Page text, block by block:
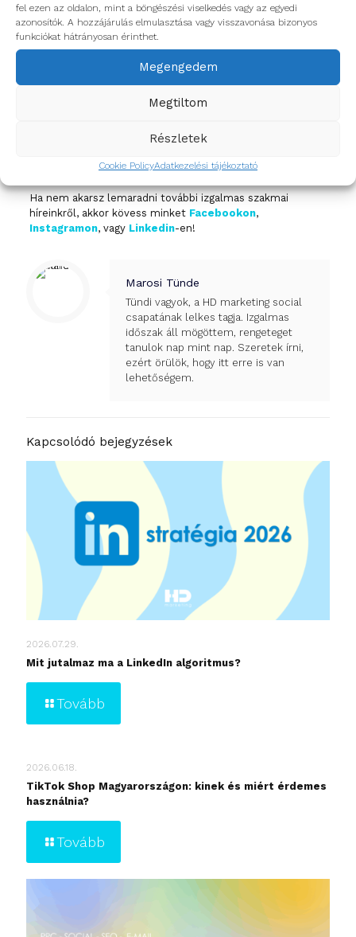
fel ezen az oldalon, mint a böngészési viselkedés vagy az egyedi
azonosítók. A hozzájárulás elmulasztása vagy visszavonása bizonyos
funkciókat hátrányosan érinthet.
Megengedem
Megtiltom
Részletek
Cookie PolicyAdatkezelési tájékoztató
formájában is megjeleníthetik, a még látványosabb
tartalomért!
Ismét eseménydús hónapot hagytunk magunk mögött, mi
sosem telik egy nap sem újdonságok nélkül, így már
az előző havi social újdonságokatittolvashatjátok el.
Ha nem akarsz lemaradni további izgalmas szakmai
híreinkről, akkor kövess minket Facebookon,
Instagramon, vagy Linkedin-en!
Marosi Tünde
Tündi vagyok, a HD marketing social
csapatának lelkes tagja. Izgalmas
időszak áll mögöttem, rengeteget
tanulok nap mint nap. Szeretek írni,
ezért örülök, hogy itt erre is van
lehetőségem.
Kapcsolódó bejegyzések
2026.07.29.
Mit jutalmaz ma a LinkedIn algoritmus?
Tovább
2026.06.18.
TikTok Shop Magyarországon: kinek és miért érdemes
használnia?
Tovább